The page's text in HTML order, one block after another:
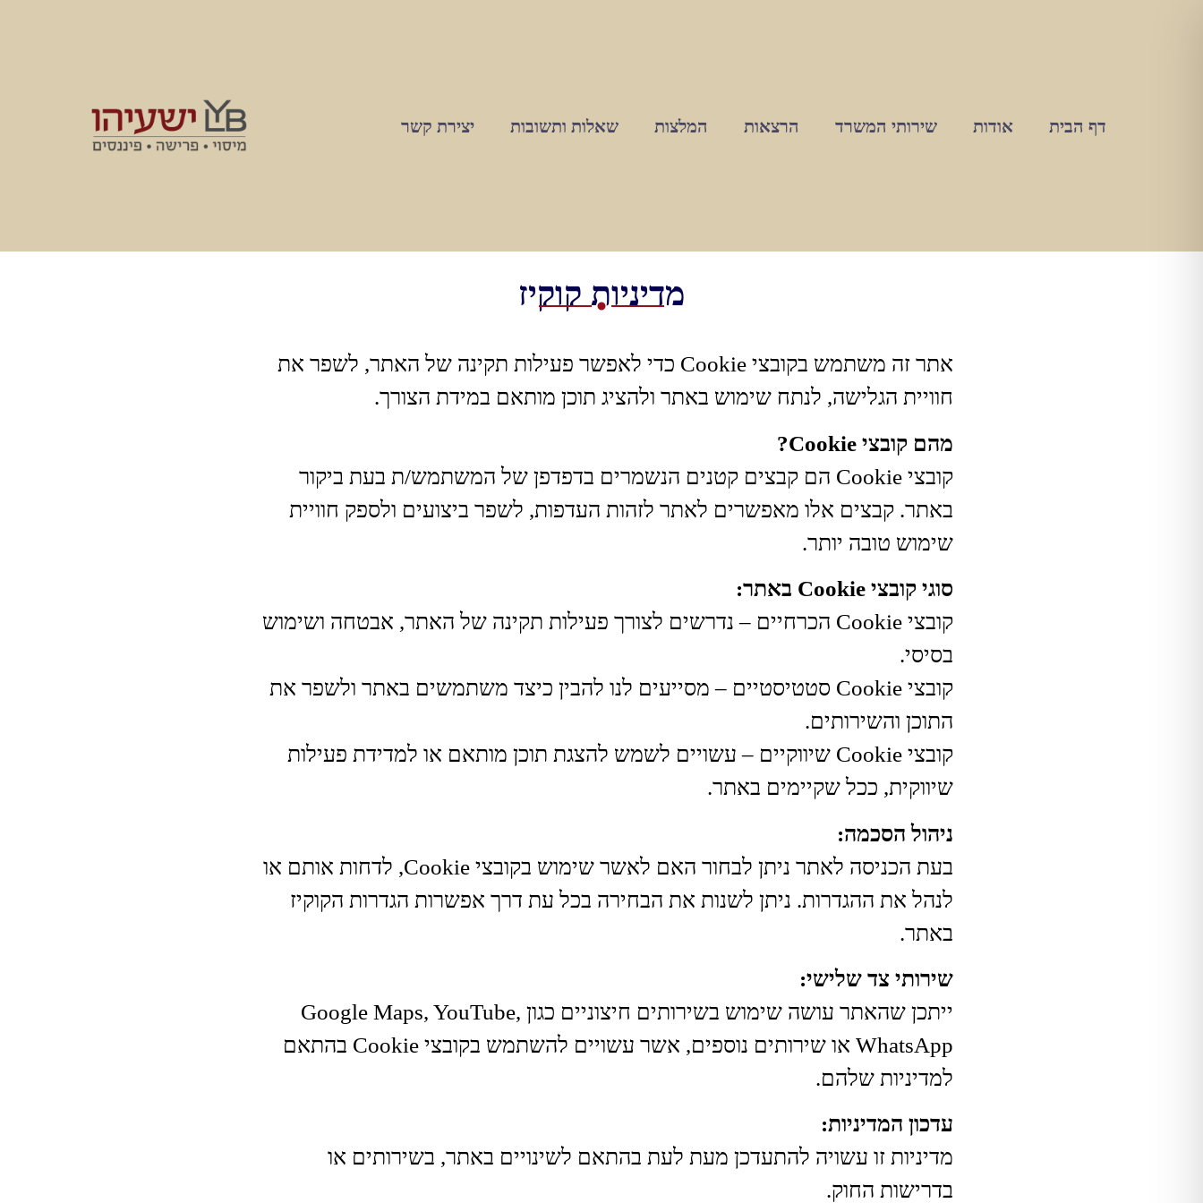
דף הבית אודות שירותי המשרד הרצאות המלצות שאלות ותשובות יצירת קשר
מדיניות קוקיז
אתר זה משתמש בקובצי Cookie כדי לאפשר פעילות תקינה של האתר, לשפר את
חוויית הגלישה, לנתח שימוש באתר ולהציג תוכן מותאם במידת הצורך.
מהם קובצי Cookie?
קובצי Cookie הם קבצים קטנים הנשמרים בדפדפן של המשתמש/ת בעת ביקור
באתר. קבצים אלו מאפשרים לאתר לזהות העדפות, לשפר ביצועים ולספק חוויית
שימוש טובה יותר.
סוגי קובצי Cookie באתר:
קובצי Cookie הכרחיים – נדרשים לצורך פעילות תקינה של האתר, אבטחה ושימוש
בסיסי.
קובצי Cookie סטטיסטיים – מסייעים לנו להבין כיצד משתמשים באתר ולשפר את
התוכן והשירותים.
קובצי Cookie שיווקיים – עשויים לשמש להצגת תוכן מותאם או למדידת פעילות
שיווקית, ככל שקיימים באתר.
ניהול הסכמה:
בעת הכניסה לאתר ניתן לבחור האם לאשר שימוש בקובצי Cookie, לדחות אותם או
לנהל את ההגדרות. ניתן לשנות את הבחירה בכל עת דרך אפשרות הגדרות הקוקיז
באתר.
שירותי צד שלישי:
ייתכן שהאתר עושה שימוש בשירותים חיצוניים כגון Google Maps, YouTube,
WhatsApp או שירותים נוספים, אשר עשויים להשתמש בקובצי Cookie בהתאם
למדיניות שלהם.
עדכון המדיניות:
מדיניות זו עשויה להתעדכן מעת לעת בהתאם לשינויים באתר, בשירותים או
בדרישות החוק.